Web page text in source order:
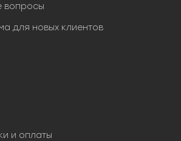
вопросы
для новых клиентов
и оплаты